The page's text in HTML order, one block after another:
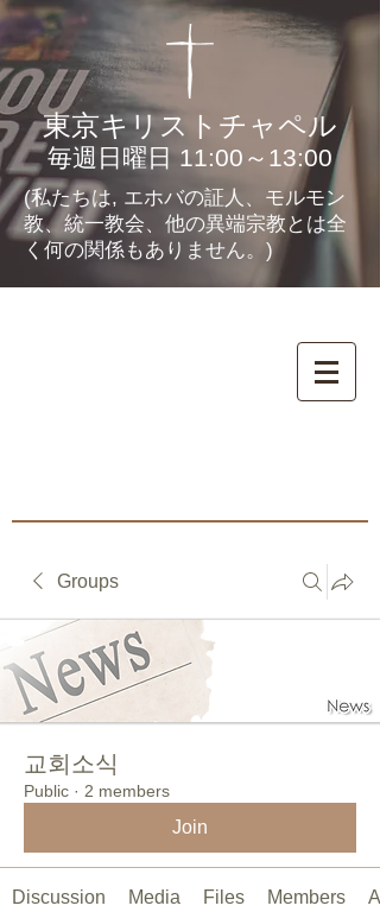
東京キリストチャペル
毎週日曜日 11:00～13:00
(私たちは, エホバの証人、モルモン
教、統一教会、他の異端宗教とは全
く何の関係もありません。)
Groups
교회소식
Public · 2 members
Join
Discussion Media Files Members